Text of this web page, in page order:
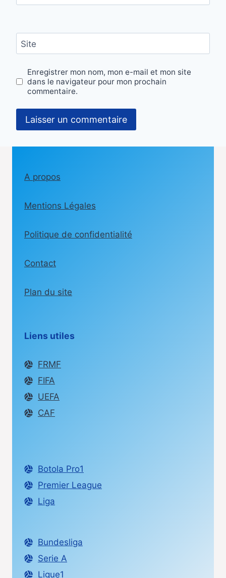
Site
Enregistrer mon nom, mon e-mail et mon site
dans le navigateur pour mon prochain
commentaire.
A propos
Mentions Légales
Politique de confidentialité
Contact
Plan du site
Liens utiles
FRMF
FIFA
UEFA
CAF
Botola Pro1
Premier League
Liga
Bundesliga
Serie A
Ligue1